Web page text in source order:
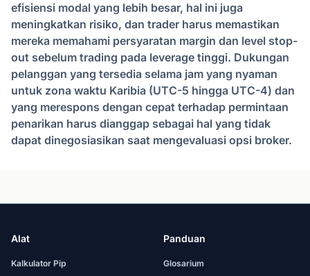
efisiensi modal yang lebih besar, hal ini juga
meningkatkan risiko, dan trader harus memastikan
mereka memahami persyaratan margin dan level stop-
out sebelum trading pada leverage tinggi. Dukungan
pelanggan yang tersedia selama jam yang nyaman
untuk zona waktu Karibia (UTC-5 hingga UTC-4) dan
yang merespons dengan cepat terhadap permintaan
penarikan harus dianggap sebagai hal yang tidak
dapat dinegosiasikan saat mengevaluasi opsi broker.
Alat
Kalkulator Pip
Panduan
Glosarium